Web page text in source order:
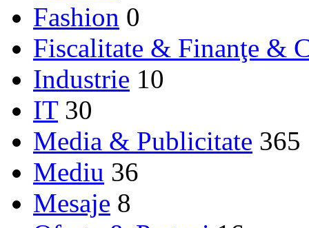
Fashion 0
Fiscalitate & Finanţe &
Industrie 10
IT 30
Media & Publicitate 365
Mediu 36
Mesaje 8